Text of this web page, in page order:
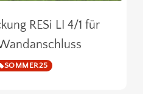
RESi LI 4/1 für
SOMMER25